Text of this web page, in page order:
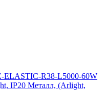
ELASTIC-R38-L5000-60W
IP20 Металл, (Arlight,